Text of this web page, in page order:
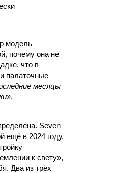
модель
почему она не
что в
палаточные
месяцы
, –
Seven
ещё в 2024 году,
к свету»,
Два из трёх